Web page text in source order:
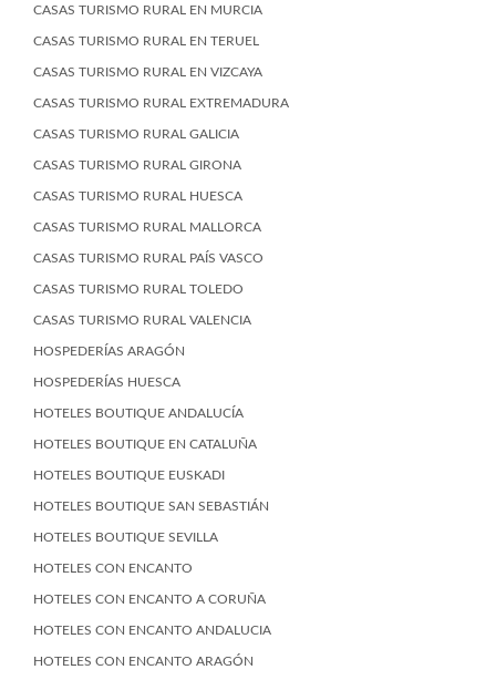
CASAS TURISMO RURAL EN MURCIA
CASAS TURISMO RURAL EN TERUEL
CASAS TURISMO RURAL EN VIZCAYA
CASAS TURISMO RURAL EXTREMADURA
CASAS TURISMO RURAL GALICIA
CASAS TURISMO RURAL GIRONA
CASAS TURISMO RURAL HUESCA
CASAS TURISMO RURAL MALLORCA
CASAS TURISMO RURAL PAÍS VASCO
CASAS TURISMO RURAL TOLEDO
CASAS TURISMO RURAL VALENCIA
HOSPEDERÍAS ARAGÓN
HOSPEDERÍAS HUESCA
HOTELES BOUTIQUE ANDALUCÍA
HOTELES BOUTIQUE EN CATALUÑA
HOTELES BOUTIQUE EUSKADI
HOTELES BOUTIQUE SAN SEBASTIÁN
HOTELES BOUTIQUE SEVILLA
HOTELES CON ENCANTO
HOTELES CON ENCANTO A CORUÑA
HOTELES CON ENCANTO ANDALUCIA
HOTELES CON ENCANTO ARAGÓN